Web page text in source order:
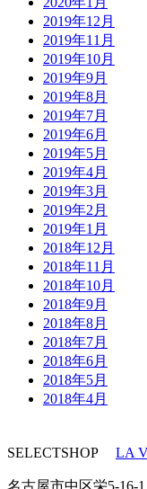
2019年12月
2019年11月
2019年10月
2019年9月
2019年8月
2019年7月
2019年6月
2019年5月
2019年4月
2019年3月
2019年2月
2019年1月
2018年12月
2018年11月
2018年10月
2018年9月
2018年8月
2018年7月
2018年6月
2018年5月
2018年4月
SELECTSHOP LA
名古屋市中区栄5-16-